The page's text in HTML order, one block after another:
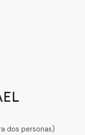
dos personas)